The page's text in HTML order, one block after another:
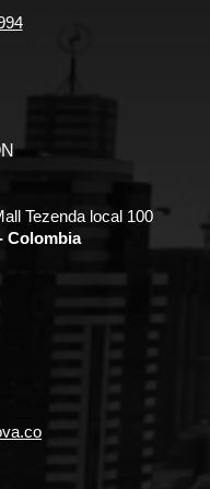
Tezenda local 100
Colombia